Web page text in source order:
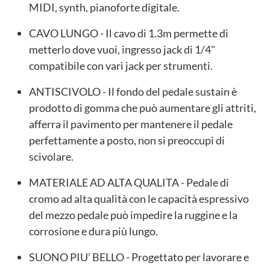
MIDI, synth, pianoforte digitale.
CAVO LUNGO - Il cavo di 1.3m permette di
metterlo dove vuoi, ingresso jack di 1/4"
compatibile con vari jack per strumenti.
ANTISCIVOLO - Il fondo del pedale sustain è
prodotto di gomma che può aumentare gli attriti,
afferra il pavimento per mantenere il pedale
perfettamente a posto, non si preoccupi di
scivolare.
MATERIALE AD ALTA QUALITA - Pedale di
cromo ad alta qualità con le capacità espressivo
del mezzo pedale può impedire la ruggine e la
corrosione e dura più lungo.
SUONO PIU’ BELLO - Progettato per lavorare e